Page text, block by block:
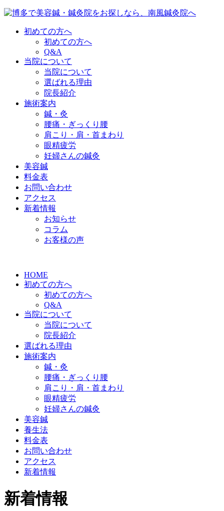
初めての方へ
初めての方へ
Q&A
当院について
当院について
選ばれる理由
院長紹介
施術案内
鍼・灸
腰痛・ぎっくり腰
肩こり・肩・首まわり
眼精疲労
妊婦さんの鍼灸
美容鍼
料金表
お問い合わせ
アクセス
新着情報
お知らせ
コラム
お客様の声
HOME
初めての方へ
初めての方へ
Q&A
当院について
当院について
院長紹介
選ばれる理由
施術案内
鍼・灸
腰痛・ぎっくり腰
肩こり・肩・首まわり
眼精疲労
妊婦さんの鍼灸
美容鍼
養生法
料金表
お問い合わせ
アクセス
新着情報
新着情報